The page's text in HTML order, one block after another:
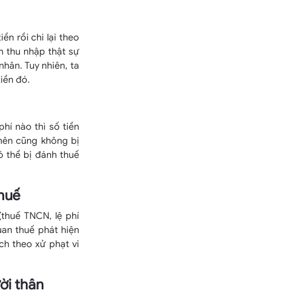
rồi chi lại theo
thu nhập thật sự
Tuy nhiên, ta
đó.
nào thì số tiền
cũng không bị
thể bị đánh thuế
TNCN, lệ phí
thuế phát hiện
theo xử phạt vi
thân